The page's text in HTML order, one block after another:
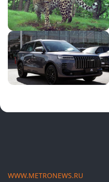
WWW.METRONEWS.RU